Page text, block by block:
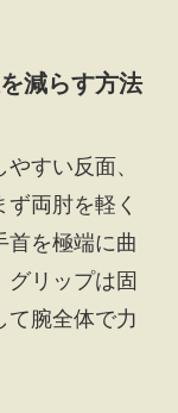
減らす方法
すい反面、
両肘を軽く
首を極端に曲
グリップは固
て腕全体で力